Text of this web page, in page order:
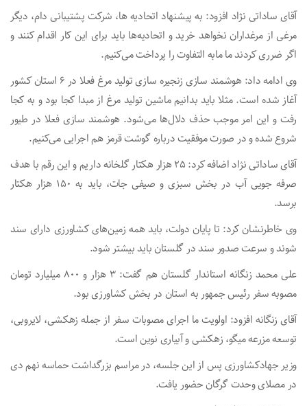
آقای ساداتی نژاد افزود: به پیشنهاد اتحادیه ها، شرکت پشتیبانی دام، دیگر
مرغی از مرغداران نخواهد خرید و اتحادیه‌ها باید برای این کار اقدام کنند و
اگر ضرری کردند ما مابه التفاوت را پرداخت می‌کنیم.
وی ادامه داد: هوشمند سازی زنجیره سازی تولید مرغ فعلا در ۶ استان کشور
آغاز شده است. مثلا باید بدانیم ماشین تولید مرغ از مبدا کجا بود و به کجا
رفت و این امر موجب حذف دلال‌ها می‌شود. هوشمند سازی فعلا در طیور
شروع شده و در صورت موفقیت درباره گوشت قرمز هم اجرایی می‌کنیم.
آقای ساداتی نژاد اضافه کرد: ۲۵ هزار هکتار گلخانه داریم و این رقم با هدف
صرفه جویی آب در بخش سبزی و صیفی جات، باید به ۱۵۰ هزار هکتار
برسد.
وی خاطرنشان کرد: تا پایان دولت، باید همه زمین‌های کشاورزی دارای سند
شوند و سرعت صدور سند در گلستان باید بیشتر شود.
علی محمد زنگانه استاندار گلستان هم گفت: ۳ هزار و ۸۰۰ میلیارد تومان
مصوبه سفر رئیس جمهور به استان در بخش کشاورزی بود.
آقای زنگانه افزود: اولویت ما اجرای مصوبات سفر از جمله زهکشی، لایروبی،
توسعه مزرعه میگو، زهکشی و آبیاری نوین است.
وزیر جهادکشاورزی پس از این جلسه، در مراسم بزرگداشت حماسه نهم دی
در مصلای وحدت گرگان حضور یافت.